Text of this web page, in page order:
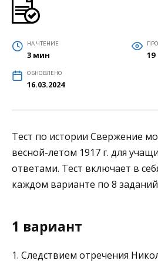
НА ЧТЕНИЕ
3 мин 19
ОБНОВЛЕНО
16.03.2024
Тест по истории Свержение
весной-летом 1917 г. для
ответами. Тест включает в
каждом варианте по 8
1 вариант
1. Следствием отречения